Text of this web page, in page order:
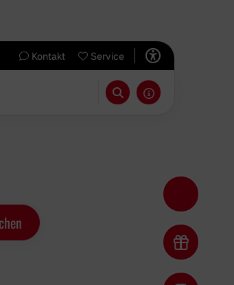
Kontakt Service